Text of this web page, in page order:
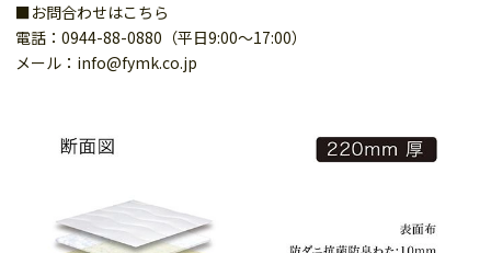
■お問合わせはこちら
電話：0944-88-0880（平日9:00～17:00）
メール：info@fymk.co.jp